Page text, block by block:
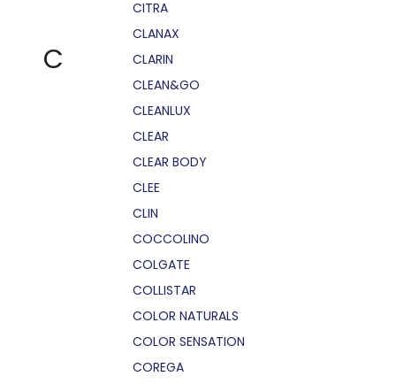
C
CITRA
CLANAX
CLARIN
CLEAN&GO
CLEANLUX
CLEAR
CLEAR BODY
CLEE
CLIN
COCCOLINO
COLGATE
COLLISTAR
COLOR NATURALS
COLOR SENSATION
COREGA